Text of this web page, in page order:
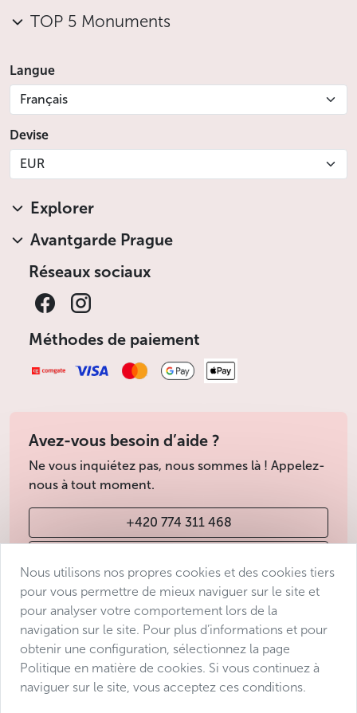
TOP 5 Monuments
Langue
Français
Devise
EUR
Explorer
Avantgarde Prague
Réseaux sociaux
Méthodes de paiement
Avez-vous besoin d’aide ?
Ne vous inquiétez pas, nous sommes là ! Appelez-
nous à tout moment.
+420 774 311 468
Conditions de vente
Protection des données
Déclaration d’accessibilité
Manage consent
Nous utilisons nos propres cookies et des cookies tiers
pour vous permettre de mieux naviguer sur le site et
pour analyser votre comportement lors de la
navigation sur le site. Pour plus d’informations et pour
obtenir une configuration, sélectionnez la page
Politique en matière de cookies. Si vous continuez à
naviguer sur le site, vous acceptez ces conditions.